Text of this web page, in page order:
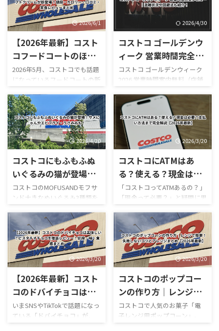
2026/6/1
【2026年最新】コスト
コフードコートのほう
じ茶ソフトクリームが
新登場！値段・カロリ
ー・口コミ・実食レビ
ューまとめ
2026年5月、コストコでも話題
になっているフードコートの新
作スイーツ「ほうじ茶ソフト
クリーム」が登場しました！
ほうじ茶好きにはたまらない
和スイーツで、販売開始直後か
らSNSでも話題になっていま
す。 今回は実際に食べた感想
をもとに、 値段 カロリー予想
味の特徴 ミックスとの違い 口
コミ評判 おすすめ度 まで徹底
ている方はぜひ参考にしてく
ださい。 写真付きのレビュー
が見たい方はこちらをご覧く
ださい。
https://hubmedia.co.jp/costc
o/costco-i ...
2026/4/30
コストコ ゴールデンウ
ィーク 営業時間完全レ
ビュー｜混雑状況や回
避法も紹介！
コストコ ゴールデンウィーク
2026 営業時間案内無料（店舗
利用時）／デリバリーは別途
送料ありGW2026-COSTCO-01
GWゴールデンウィーク期間中
のコストコ営業時間と混雑状
況について詳しくはこちら GW
ゴールデンウィーク期間中の
お買い得コストコ割引セール
商品一覧はこちら GWゴールデ
ンウィーク期間中のコストコ
がゴールデンウィークにコス
トコを訪れるのは毎年の楽し
みの一つですが、この時期の
営業時間変更や混雑状況には
いつも気を遣います。特に
2026年のゴールデンウィーク
は最 ...
2026/4/20
コストコにもふもふぬ
いぐるみの猫が登場！
サメにゃんやエビフラ
イ・うさみみも！
コストコのMOFUSANDモフサ
ンド大きなぬいぐるみ3種類を
徹底解説｜値段・種類・口コ
ミ感想まとめ コストコ新商
品・おもちゃレビュー コスト
コのMOFUSANDモフサンド大
きなぬいぐるみ3種類を徹底解
説！値段・種類・おすすめポ
イントまとめ コストコのおも
ちゃコーナーで見かけるとつい
足を止めてしまう、
大きなぬいぐるみ。この記事
では、コストコで販売されて
2026/3/20
コストコにATMはあ
る？使える？現金は必
要？支払い方法まで完
全解説【2026年最新】
「コストコってATMあるの？」
「現金って必要？」と疑問に思
ったことはありませんか？ 結
論から言うと、コストコは基本
的にキャッシュレス中心の店
舗で、ATMの設置状況や使い方
も一般のスーパーとは少し違
います。 この記事では、コス
トコのATM事情について、設置
の有無・使える銀行・手数
料・現金が必要な場面までわ
結論・コストコ店舗内にATMが
ある場合もあるが「必ずある
2026/3/20
【2026年最新】コスト
コのドバイチョコは美
味しい？ピスタチオチ
ョコを徹底レビュー！
いまSNSやTikTokで話題になっ
ている「ドバイチョコ」が、
ついにコストコでも販売され
2026/3/20
コストコのポップコー
ンの作り方｜レンジで
簡単！失敗しないコツ
とアレンジまとめ
コストコで人気のお菓子「電
子レンジ用ポップコーン」。
「どうやって作るの？」「爆発